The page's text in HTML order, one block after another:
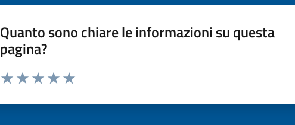
Quanto sono chiare le informazioni su questa
pagina?
Valuta da 1 a 5 stelle la pagina